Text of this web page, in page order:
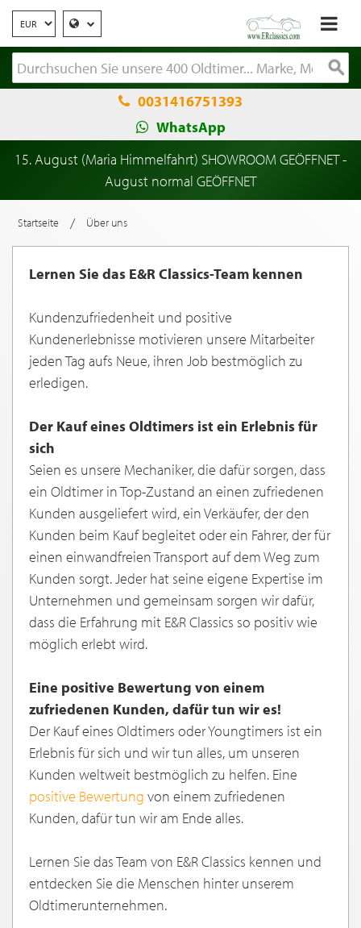
0031416751393
WhatsApp
15. August (Maria Himmelfahrt) SHOWROOM GEÖFFNET -
August normal GEÖFFNET
Startseite / Über uns
Lernen Sie das E&R Classics-Team kennen
Kundenzufriedenheit und positive
Kundenerlebnisse motivieren unsere Mitarbeiter
jeden Tag aufs Neue, ihren Job bestmöglich zu
erledigen.
Der Kauf eines Oldtimers ist ein Erlebnis für
sich
Seien es unsere Mechaniker, die dafür sorgen, dass
ein Oldtimer in Top-Zustand an einen zufriedenen
Kunden ausgeliefert wird, ein Verkäufer, der den
Kunden beim Kauf begleitet oder ein Fahrer, der für
einen einwandfreien Transport auf dem Weg zum
Kunden sorgt. Jeder hat seine eigene Expertise im
Unternehmen und gemeinsam sorgen wir dafür,
dass die Erfahrung mit E&R Classics so positiv wie
möglich erlebt wird.
Eine positive Bewertung von einem
zufriedenen Kunden, dafür tun wir es!
Der Kauf eines Oldtimers oder Youngtimers ist ein
Erlebnis für sich und wir tun alles, um unseren
Kunden weltweit bestmöglich zu helfen. Eine
positive Bewertung von einem zufriedenen
Kunden, dafür tun wir am Ende alles.
Lernen Sie das Team von E&R Classics kennen und
entdecken Sie die Menschen hinter unserem
Oldtimerunternehmen.